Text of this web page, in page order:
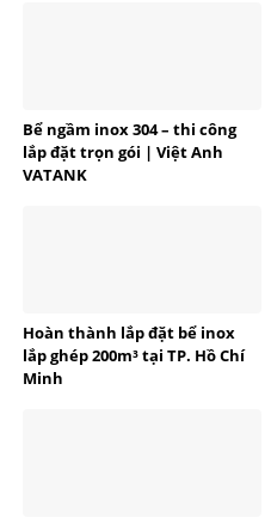
Bể ngầm inox 304 – thi công
lắp đặt trọn gói | Việt Anh
VATANK
Hoàn thành lắp đặt bể inox
lắp ghép 200m³ tại TP. Hồ Chí
Minh